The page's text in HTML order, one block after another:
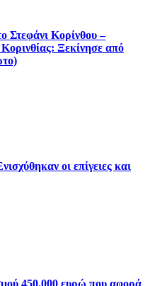
Στεφάνι Κορίνθου –
Ξεκίνησε από
οι επίγειες και